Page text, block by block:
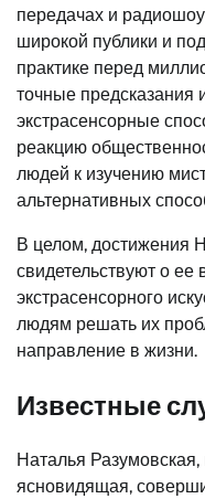
передачах и
широкой публики и
практике перед
точные предсказания
экстрасенсорные
реакцию
людей к изучению
альтернативных
В целом, достижения
свидетельствуют о
экстрасенсорного
людям решать их
направление в жизни.
Известные
Наталья Разумовская,
ясновидящая,